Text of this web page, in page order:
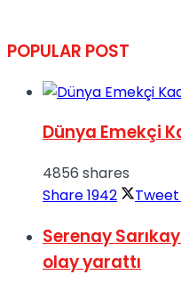
POPULAR POST
Dünya Emekçi
4856 shares
Share1942 Tweet
Serenay
olay yarattı